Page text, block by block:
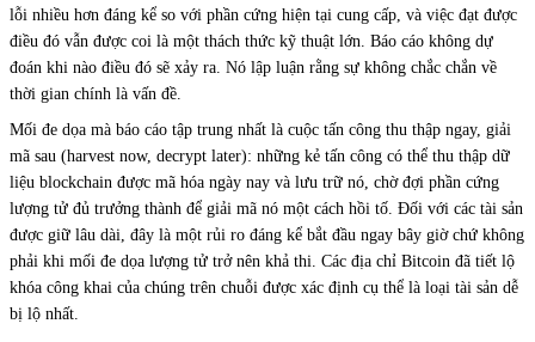
lỗi nhiều hơn đáng kể so với phần cứng hiện tại cung cấp, và việc đạt được
điều đó vẫn được coi là một thách thức kỹ thuật lớn. Báo cáo không dự
đoán khi nào điều đó sẽ xảy ra. Nó lập luận rằng sự không chắc chắn về
thời gian chính là vấn đề.
Mối đe dọa mà báo cáo tập trung nhất là cuộc tấn công thu thập ngay, giải
mã sau (harvest now, decrypt later): những kẻ tấn công có thể thu thập dữ
liệu blockchain được mã hóa ngày nay và lưu trữ nó, chờ đợi phần cứng
lượng tử đủ trưởng thành để giải mã nó một cách hồi tố. Đối với các tài sản
được giữ lâu dài, đây là một rủi ro đáng kể bắt đầu ngay bây giờ chứ không
phải khi mối đe dọa lượng tử trở nên khả thi. Các địa chỉ Bitcoin đã tiết lộ
khóa công khai của chúng trên chuỗi được xác định cụ thể là loại tài sản dễ
bị lộ nhất.